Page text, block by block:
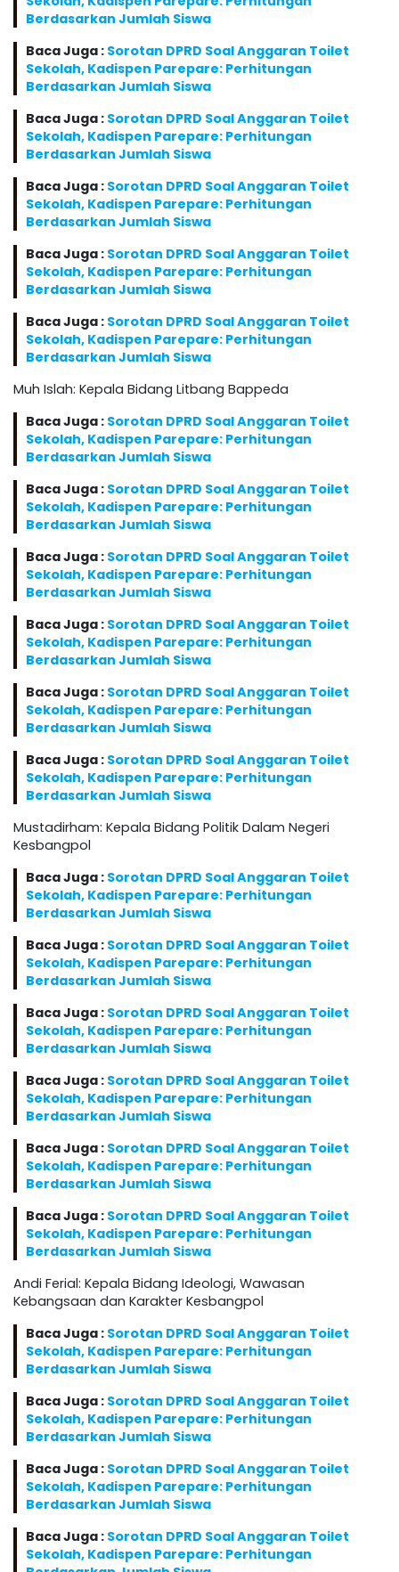
Berdasarkan Jumlah Siswa
Baca Juga : Sorotan DPRD Soal Anggaran Toilet
Sekolah, Kadispen Parepare: Perhitungan
Berdasarkan Jumlah Siswa
Baca Juga : Sorotan DPRD Soal Anggaran Toilet
Sekolah, Kadispen Parepare: Perhitungan
Berdasarkan Jumlah Siswa
Baca Juga : Sorotan DPRD Soal Anggaran Toilet
Sekolah, Kadispen Parepare: Perhitungan
Berdasarkan Jumlah Siswa
Baca Juga : Sorotan DPRD Soal Anggaran Toilet
Sekolah, Kadispen Parepare: Perhitungan
Berdasarkan Jumlah Siswa
Baca Juga : Sorotan DPRD Soal Anggaran Toilet
Sekolah, Kadispen Parepare: Perhitungan
Berdasarkan Jumlah Siswa
Muh Islah: Kepala Bidang Litbang Bappeda
Baca Juga : Sorotan DPRD Soal Anggaran Toilet
Sekolah, Kadispen Parepare: Perhitungan
Berdasarkan Jumlah Siswa
Baca Juga : Sorotan DPRD Soal Anggaran Toilet
Sekolah, Kadispen Parepare: Perhitungan
Berdasarkan Jumlah Siswa
Baca Juga : Sorotan DPRD Soal Anggaran Toilet
Sekolah, Kadispen Parepare: Perhitungan
Berdasarkan Jumlah Siswa
Baca Juga : Sorotan DPRD Soal Anggaran Toilet
Sekolah, Kadispen Parepare: Perhitungan
Berdasarkan Jumlah Siswa
Baca Juga : Sorotan DPRD Soal Anggaran Toilet
Sekolah, Kadispen Parepare: Perhitungan
Berdasarkan Jumlah Siswa
Baca Juga : Sorotan DPRD Soal Anggaran Toilet
Sekolah, Kadispen Parepare: Perhitungan
Berdasarkan Jumlah Siswa
Mustadirham: Kepala Bidang Politik Dalam Negeri
Kesbangpol
Baca Juga : Sorotan DPRD Soal Anggaran Toilet
Sekolah, Kadispen Parepare: Perhitungan
Berdasarkan Jumlah Siswa
Baca Juga : Sorotan DPRD Soal Anggaran Toilet
Sekolah, Kadispen Parepare: Perhitungan
Berdasarkan Jumlah Siswa
Baca Juga : Sorotan DPRD Soal Anggaran Toilet
Sekolah, Kadispen Parepare: Perhitungan
Berdasarkan Jumlah Siswa
Baca Juga : Sorotan DPRD Soal Anggaran Toilet
Sekolah, Kadispen Parepare: Perhitungan
Berdasarkan Jumlah Siswa
Baca Juga : Sorotan DPRD Soal Anggaran Toilet
Sekolah, Kadispen Parepare: Perhitungan
Berdasarkan Jumlah Siswa
Baca Juga : Sorotan DPRD Soal Anggaran Toilet
Sekolah, Kadispen Parepare: Perhitungan
Berdasarkan Jumlah Siswa
Andi Ferial: Kepala Bidang Ideologi, Wawasan
Kebangsaan dan Karakter Kesbangpol
Baca Juga : Sorotan DPRD Soal Anggaran Toilet
Sekolah, Kadispen Parepare: Perhitungan
Berdasarkan Jumlah Siswa
Baca Juga : Sorotan DPRD Soal Anggaran Toilet
Sekolah, Kadispen Parepare: Perhitungan
Berdasarkan Jumlah Siswa
Baca Juga : Sorotan DPRD Soal Anggaran Toilet
Sekolah, Kadispen Parepare: Perhitungan
Berdasarkan Jumlah Siswa
Baca Juga : Sorotan DPRD Soal Anggaran Toilet
Sekolah, Kadispen Parepare: Perhitungan